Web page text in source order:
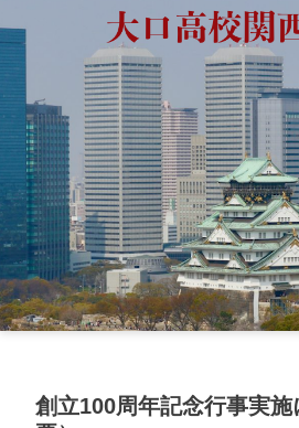
創立100周年記念行事実